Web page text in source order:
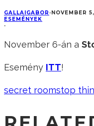
GALLAIGABOR · NOVEMBER
ESEMÉNYEK
·
November 6-án a
Esemény ITT!
secret roomstop